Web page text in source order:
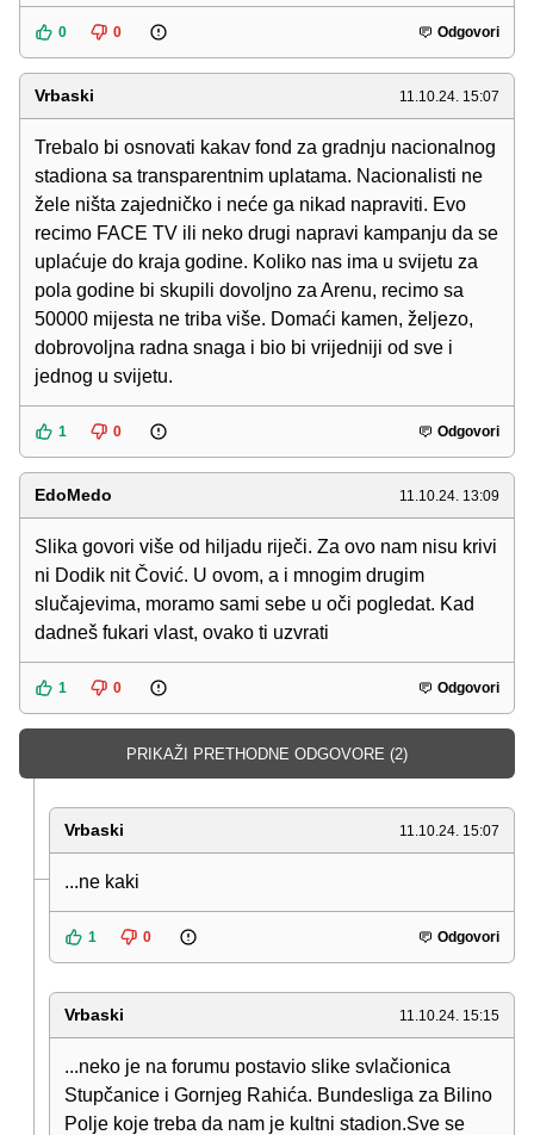
0 0 Odgovori
Vrbaski 11.10.24. 15:07
Trebalo bi osnovati kakav fond za gradnju nacionalnog
stadiona sa transparentnim uplatama. Nacionalisti ne
žele ništa zajedničko i neće ga nikad napraviti. Evo
recimo FACE TV ili neko drugi napravi kampanju da se
uplaćuje do kraja godine. Koliko nas ima u svijetu za
pola godine bi skupili dovoljno za Arenu, recimo sa
50000 mijesta ne triba više. Domaći kamen, željezo,
dobrovoljna radna snaga i bio bi vrijedniji od sve i
jednog u svijetu.
1 0 Odgovori
EdoMedo 11.10.24. 13:09
Slika govori više od hiljadu riječi. Za ovo nam nisu krivi
ni Dodik nit Čović. U ovom, a i mnogim drugim
slučajevima, moramo sami sebe u oči pogledat. Kad
dadneš fukari vlast, ovako ti uzvrati
1 0 Odgovori
PRIKAŽI PRETHODNE ODGOVORE (2)
Vrbaski 11.10.24. 15:07
...ne kaki
1 0 Odgovori
Vrbaski 11.10.24. 15:15
...neko je na forumu postavio slike svlačionica
Stupčanice i Gornjeg Rahića. Bundesliga za Bilino
Polje koje treba da nam je kultni stadion.Sve se